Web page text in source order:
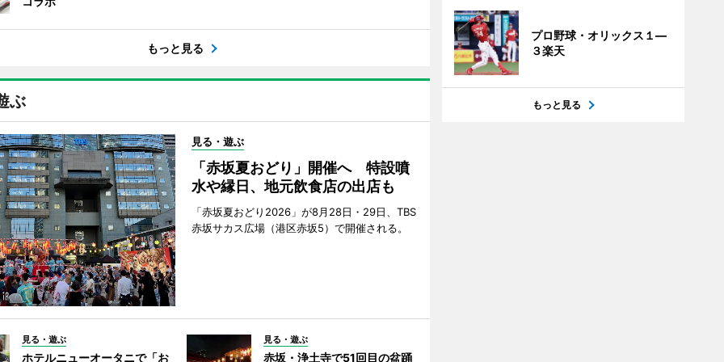
もっと見る
ぶ
見る・遊ぶ
「赤坂夏おどり」開催へ 特設噴
水や縁日、地元飲食店の出店も
「赤坂夏おどり2026」が8月28日・29日、TBS
赤坂サカス広場（港区赤坂5）で開催される。
見る・遊ぶ
ホテルニューオータニで「お
見る・遊ぶ
赤坂・浄土寺で51回目の盆踊
プロ野球・オリックス１―
３楽天
もっと見る